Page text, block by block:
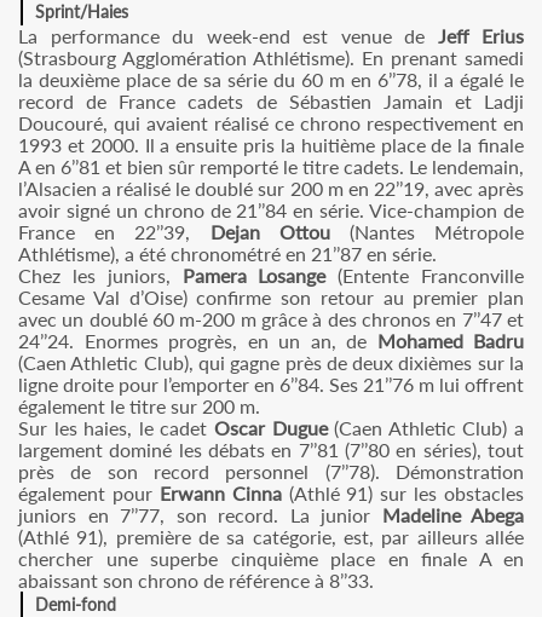
Sprint/Haies
La performance du week-end est venue de Jeff Erius
(Strasbourg Agglomération Athlétisme). En prenant samedi
la deuxième place de sa série du 60 m en 6’’78, il a égalé le
record de France cadets de Sébastien Jamain et Ladji
Doucouré, qui avaient réalisé ce chrono respectivement en
1993 et 2000. Il a ensuite pris la huitième place de la finale
A en 6’’81 et bien sûr remporté le titre cadets. Le lendemain,
l’Alsacien a réalisé le doublé sur 200 m en 22’’19, avec après
avoir signé un chrono de 21’’84 en série. Vice-champion de
France en 22’’39, Dejan Ottou(Nantes Métropole
Athlétisme), a été chronométré en 21’’87 en série.
Chez les juniors, Pamera Losange(Entente Franconville
Cesame Val d’Oise) confirme son retour au premier plan
avec un doublé 60 m-200 m grâce à des chronos en 7’’47 et
24’’24. Enormes progrès, en un an, de Mohamed Badru
(Caen Athletic Club), qui gagne près de deux dixièmes sur la
ligne droite pour l’emporter en 6’’84. Ses 21’’76 m lui offrent
également le titre sur 200 m.
Sur les haies, le cadet Oscar Dugue(Caen Athletic Club) a
largement dominé les débats en 7’’81 (7’’80 en séries), tout
près de son record personnel (7’’78). Démonstration
également pour Erwann Cinna(Athlé 91) sur les obstacles
juniors en 7’’77, son record. La junior Madeline Abega
(Athlé 91), première de sa catégorie, est, par ailleurs allée
chercher une superbe cinquième place en finale A en
abaissant son chrono de référence à 8’’33.
Demi-fond